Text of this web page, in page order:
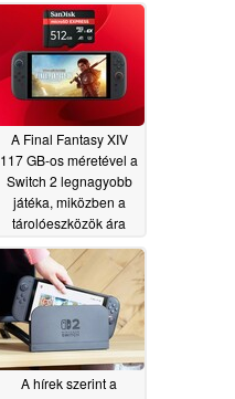
A Final Fantasy XIV
117 GB-os méretével a
Switch 2 legnagyobb
játéka, miközben a
tárolóeszközök ára
07/26/2026
A hírek szerint a